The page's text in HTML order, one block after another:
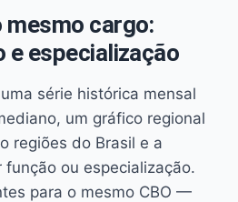
mesmo cargo:
e especialização
série histórica mensal
um gráfico regional
regiões do Brasil e a
ou especialização.
para o mesmo CBO —